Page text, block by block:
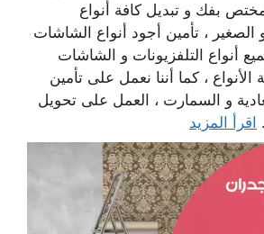
بفك و تبديل كافة أنواع
الصغير ، تأمين أجود أنواع الشاشات
أنواع التلفزيونات و الشاشات
الأنواع ، كما أننا نعمل على تأمين
و السمارت ، العمل على تحويل
اقرأ المزيد